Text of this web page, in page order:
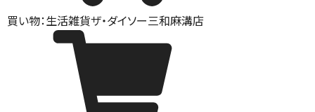
買い物：生活雑貨ザ・ダイソー三和麻溝店